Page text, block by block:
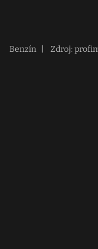
Benzín Zdroj: